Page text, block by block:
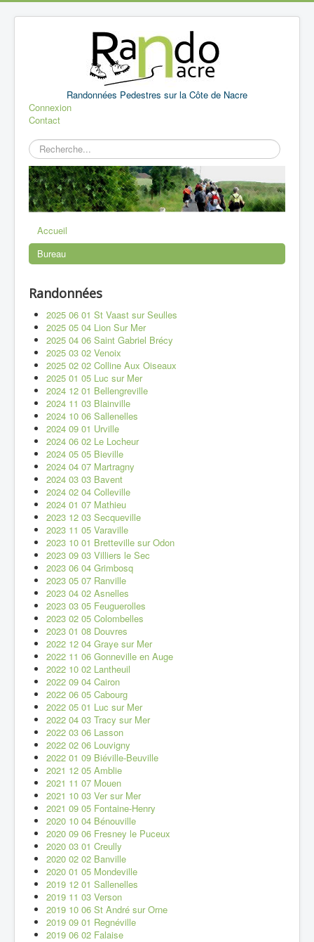
Randonnées Pedestres sur la Côte de Nacre
Connexion
Contact
Rechercher
Accueil
Bureau
Randonnées
2025 06 01 St Vaast sur Seulles
2025 05 04 Lion Sur Mer
2025 04 06 Saint Gabriel Brécy
2025 03 02 Venoix
2025 02 02 Colline Aux Oiseaux
2025 01 05 Luc sur Mer
2024 12 01 Bellengreville
2024 11 03 Blainville
2024 10 06 Sallenelles
2024 09 01 Urville
2024 06 02 Le Locheur
2024 05 05 Bieville
2024 04 07 Martragny
2024 03 03 Bavent
2024 02 04 Colleville
2024 01 07 Mathieu
2023 12 03 Secqueville
2023 11 05 Varaville
2023 10 01 Bretteville sur Odon
2023 09 03 Villiers le Sec
2023 06 04 Grimbosq
2023 05 07 Ranville
2023 04 02 Asnelles
2023 03 05 Feuguerolles
2023 02 05 Colombelles
2023 01 08 Douvres
2022 12 04 Graye sur Mer
2022 11 06 Gonneville en Auge
2022 10 02 Lantheuil
2022 09 04 Cairon
2022 06 05 Cabourg
2022 05 01 Luc sur Mer
2022 04 03 Tracy sur Mer
2022 03 06 Lasson
2022 02 06 Louvigny
2022 01 09 Biéville-Beuville
2021 12 05 Amblie
2021 11 07 Mouen
2021 10 03 Ver sur Mer
2021 09 05 Fontaine-Henry
2020 10 04 Bénouville
2020 09 06 Fresney le Puceux
2020 03 01 Creully
2020 02 02 Banville
2020 01 05 Mondeville
2019 12 01 Sallenelles
2019 11 03 Verson
2019 10 06 St André sur Orne
2019 09 01 Regnéville
2019 06 02 Falaise